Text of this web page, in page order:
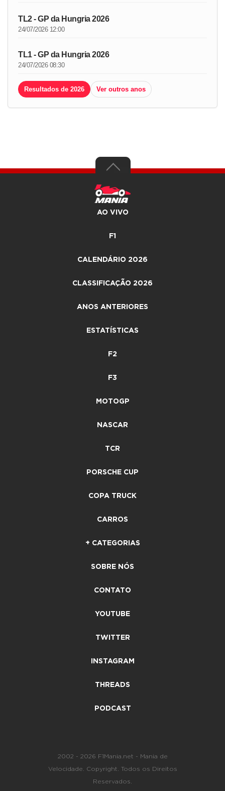
TL2 - GP da Hungria 2026
24/07/2026 12:00
TL1 - GP da Hungria 2026
24/07/2026 08:30
Resultados de 2026 Ver outros anos
AO VIVO
F1
CALENDÁRIO 2026
CLASSIFICAÇÃO 2026
ANOS ANTERIORES
ESTATÍSTICAS
F2
F3
MOTOGP
NASCAR
TCR
PORSCHE CUP
COPA TRUCK
CARROS
+ CATEGORIAS
SOBRE NÓS
CONTATO
YOUTUBE
TWITTER
INSTAGRAM
THREADS
PODCAST
2002 - 2026 F1Mania.net - Mania de
Velocidade. Copyright. Todos os Direitos
Reservados.